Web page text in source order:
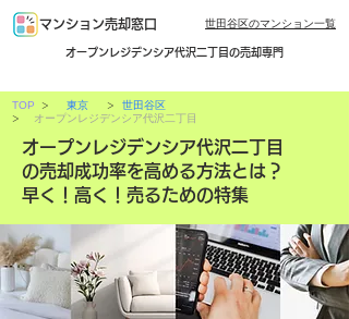
マンション売却窓口 世田谷区のマンション一覧
オープンレジデンシア代沢二丁目の売却専門
TOP > 東京
>
>
オープンレジデンシア代沢二丁目
世田谷区
オープンレジデンシア代沢二丁目
の売却成功率を高める方法とは？
早く！高く！売るための特集